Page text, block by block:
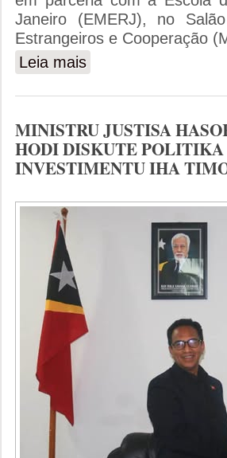
Janeiro (EMERJ), no
Estrangeiros e Cooperação
Leia mais
PORTUGUESA-IBDFAM /
MINISTRU JUSTISA
HODI DISKUTE
INVESTIMENTU IHA